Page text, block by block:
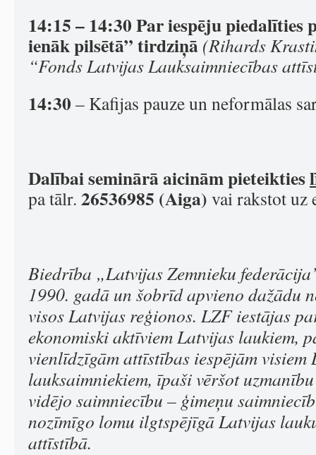
14:15 – 14:30Par iespēju piedalīties
ienāk pilsētā” tirdziņā (Rihards
“Fonds Latvijas Lauksaimniecības
14:30 – Kafijas pauze un neformālas
Dalībai seminārā aicinām pieteikties
pa tālr. 26536985 (Aiga) vai rakstot uz
Biedrība „Latvijas Zemnieku
1990. gadā un šobrīd apvieno dažādu
visos Latvijas reģionos. LZF iestājas
ekonomiski aktīviem Latvijas laukiem,
vienlīdzīgām attīstības iespējām visiem
lauksaimniekiem, īpaši vēršot
vidējo saimniecību – ģimeņu
nozīmīgo lomu ilgtspējīgā Latvijas
attīstībā.